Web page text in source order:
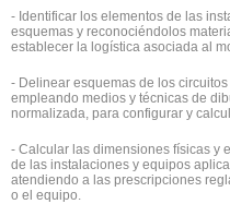
- Identificar los elementos de las
esquemas y reconociéndolos
establecer la logística asociada al
- Delinear esquemas de los
empleando medios y técnicas de
normalizada, para configurar y
- Calcular las dimensiones físicas y
de las instalaciones y equipos
atendiendo a las prescripciones
o el equipo.